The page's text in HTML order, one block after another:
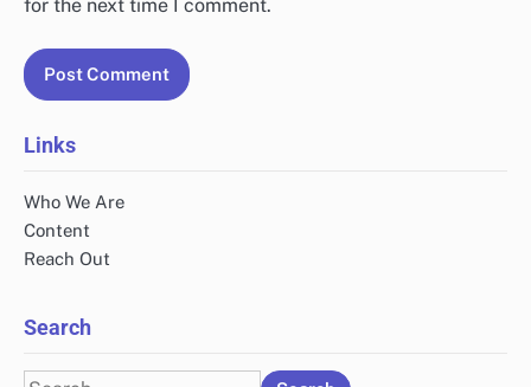
for the next time I comment.
Links
Who We Are
Content
Reach Out
Search